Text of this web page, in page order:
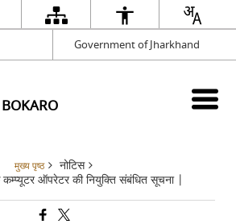
Government of Jharkhand
मुख्य पृष्ठ
नोटिस
कम्प्यूटर ऑपरेटर की नियुक्ति संबंधित सूचना |